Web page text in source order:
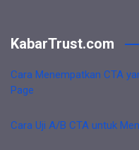
KabarTrust.com
Cara Menempatkan CTA
Page
Cara Uji A/B CTA untuk